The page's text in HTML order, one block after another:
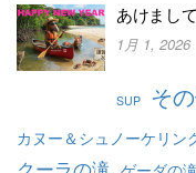
あけまし
1月 1, 2026
SUP そ
カヌー＆シュノーケリン